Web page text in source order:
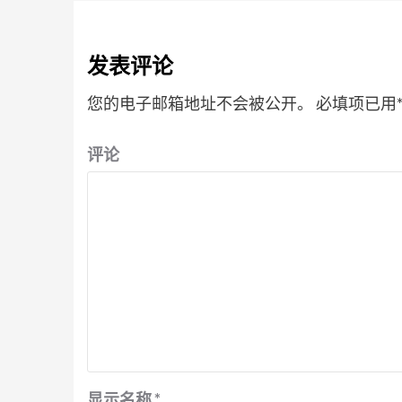
发表评论
您的电子邮箱地址不会被公开。 必填项已用*
评论